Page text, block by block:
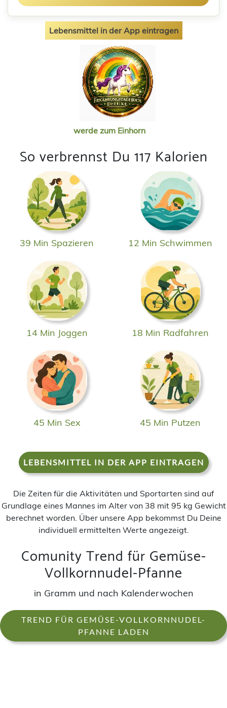
Lebensmittel in der App eintragen
werde zum Einhorn
So verbrennst Du 117 Kalorien
39 Min Spazieren 12 Min Schwimmen
14 Min Joggen 18 Min Radfahren
45 Min Sex 45 Min Putzen
LEBENSMITTEL IN DER APP EINTRAGEN
Die Zeiten für die Aktivitäten und Sportarten sind auf
Grundlage eines Mannes im Alter von 38 mit 95 kg Gewicht
berechnet worden. Über unsere App bekommst Du Deine
individuell ermittelten Werte angezeigt.
Comunity Trend für Gemüse-
Vollkornnudel-Pfanne
in Gramm und nach Kalenderwochen
TREND FÜR GEMÜSE-VOLLKORNNUDEL-
PFANNE LADEN